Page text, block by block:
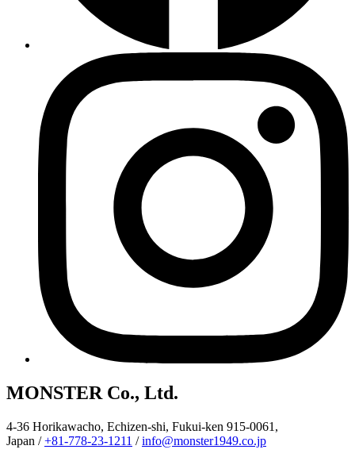
MONSTER Co., Ltd.
4-36 Horikawacho, Echizen-shi, Fukui-ken 915-0061,
Japan /+81-778-23-1211 /info@monster1949.co.jp